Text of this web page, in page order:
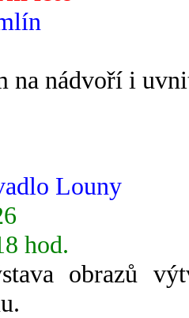
na nádvoří i
Louny
hod.
obrazů